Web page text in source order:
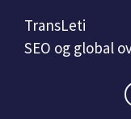
TransLeti
SEO og global